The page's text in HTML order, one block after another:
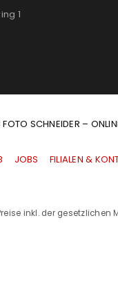
1
SCHNEIDER –
JOBS FILIALEN &
inkl. der gesetzlichen